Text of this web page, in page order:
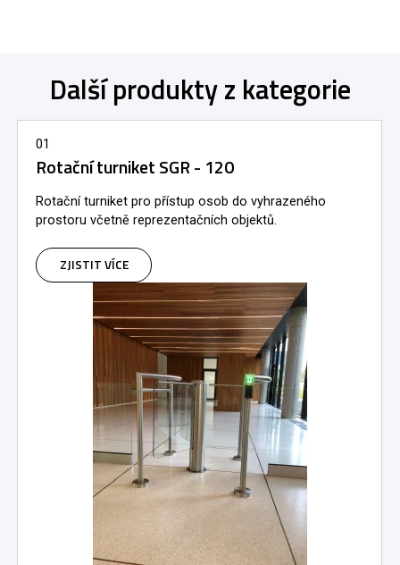
Další produkty z kategorie
01
Rotační turniket SGR - 120
Rotační turniket pro přístup osob do vyhrazeného
prostoru včetně reprezentačních objektů.
ZJISTIT VÍCE